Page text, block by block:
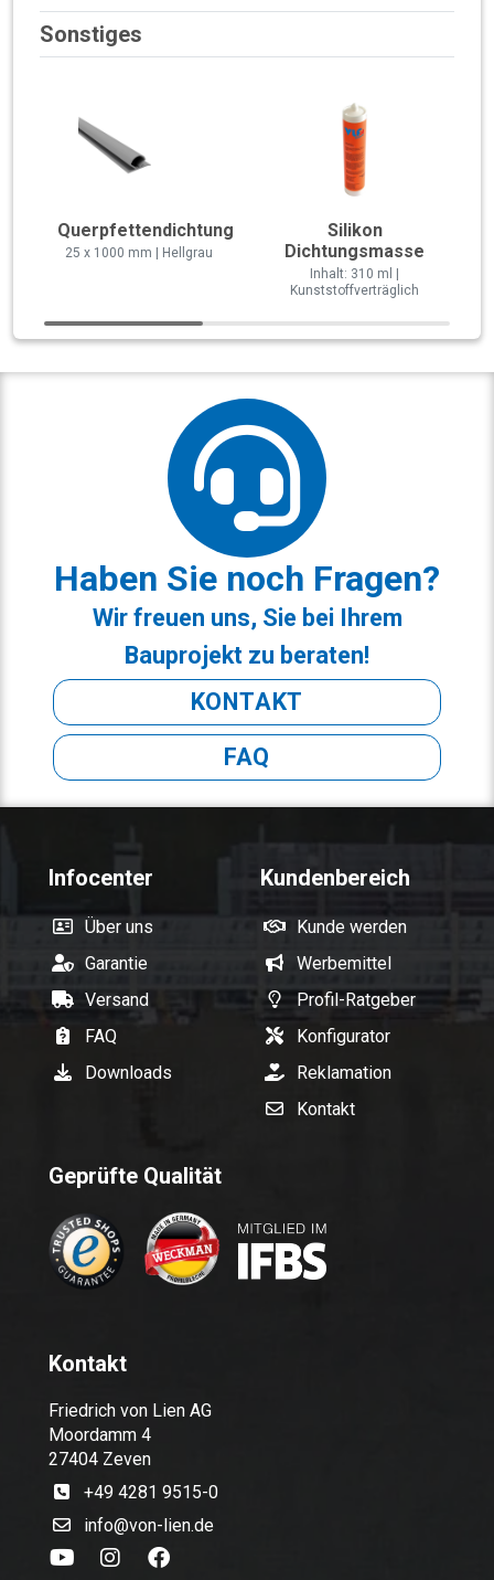
Sonstiges
Querpfettendichtung
25 x 1000 mm | Hellgrau
Silikon
Dichtungsmasse
Inhalt: 310 ml |
Kunststoffverträglich
Haben Sie noch Fragen?
Wir freuen uns, Sie bei Ihrem
Bauprojekt zu beraten!
KONTAKT
FAQ
Infocenter
Über uns
Garantie
Versand
FAQ
Downloads
Kundenbereich
Kunde werden
Werbemittel
Profil-Ratgeber
Konfigurator
Reklamation
Kontakt
Geprüfte Qualität
Kontakt
Friedrich von Lien AG
Moordamm 4
27404 Zeven
+49 4281 9515-0
info@von-lien.de